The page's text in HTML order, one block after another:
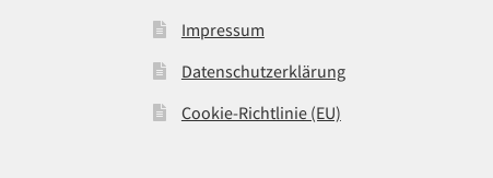
Impressum
Datenschutzerklärung
Cookie-Richtlinie (EU)